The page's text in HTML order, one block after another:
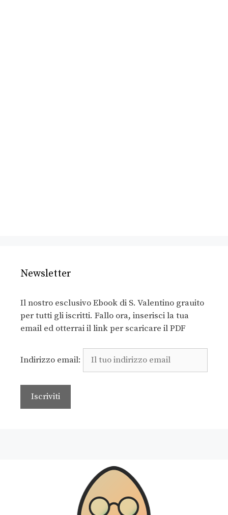
Newsletter
Il nostro esclusivo Ebook di S. Valentino grauito
per tutti gli iscritti. Fallo ora, inserisci la tua
email ed otterrai il link per scaricare il PDF
Indirizzo email: